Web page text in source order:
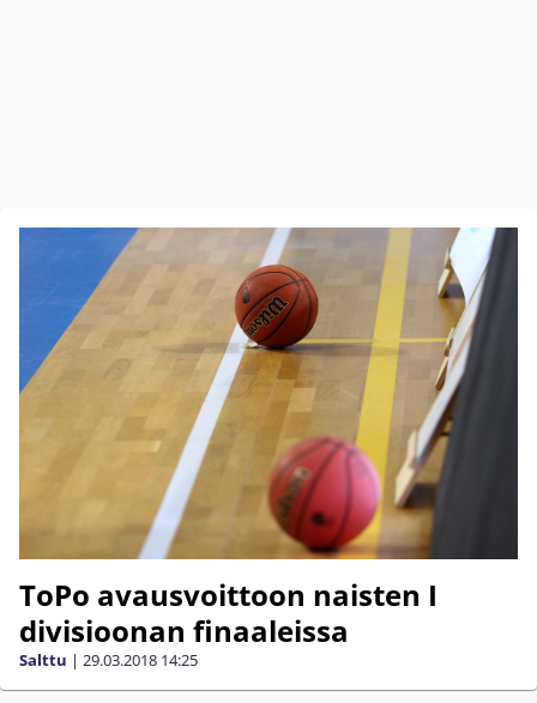
ToPo avausvoittoon naisten I
divisioonan finaaleissa
Salttu | 29.03.2018 14:25